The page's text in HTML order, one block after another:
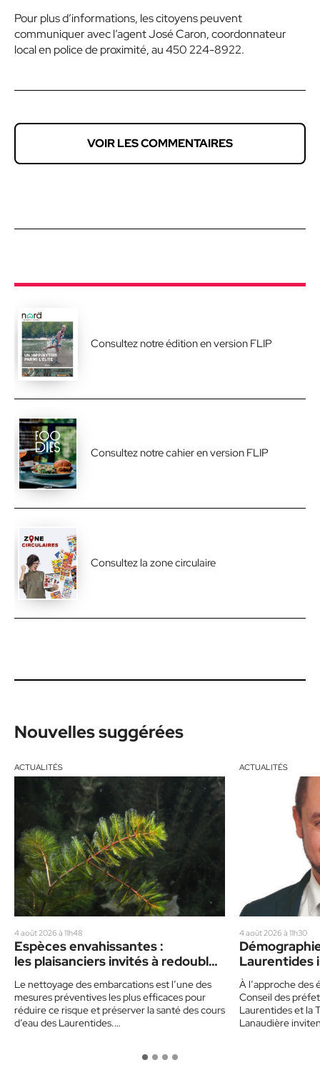
Pour plus d’informations, les citoyens peuvent
communiquer avec l’agent José Caron, coordonnateur
local en police de proximité, au 450 224-8922.
VOIR LES COMMENTAIRES
Consultez notre édition en version FLIP
Consultez notre cahier en version FLIP
Consultez la zone circulaire
Nouvelles suggérées
ACTUALITÉS
4 août 2026 à 11h48
Espèces envahissantes :
les plaisanciers invités à redoubler
Le nettoyage des embarcations est l’une des
mesures préventives les plus efficaces pour
réduire ce risque et préserver la santé des cours
d’eau des Laurentides.…
ACTUALITÉS
4 août 2026 à 11h30
Laurentides
politiques
À l’approche des
Conseil des
Laurentides et la
Lanaudière